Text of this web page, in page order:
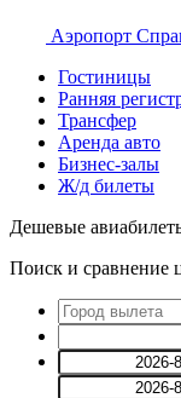
Аэропорт
Гостиницы
Ранняя
Трансфер
Аренда авто
Бизнес-залы
Ж/д билеты
Дешевые
Поиск и сравнение